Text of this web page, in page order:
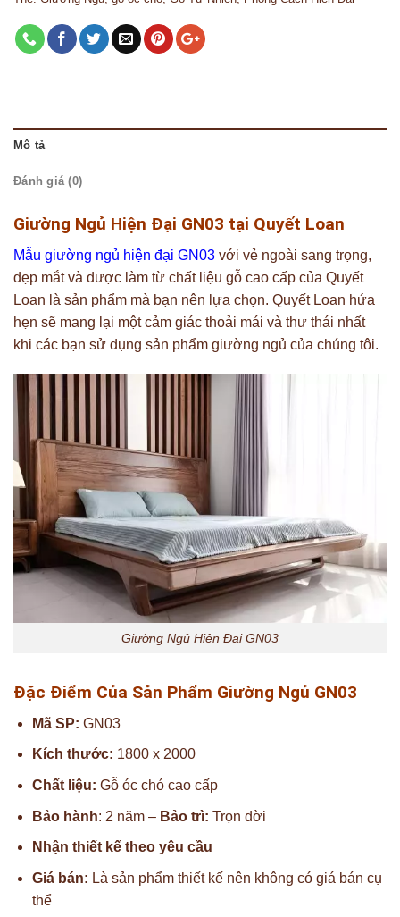
Mô tả
Đánh giá (0)
Giường Ngủ Hiện Đại GN03 tại Quyết Loan
Mẫu giường ngủ hiện đại GN03 với vẻ ngoài sang trọng,
đẹp mắt và được làm từ chất liệu gỗ cao cấp của Quyết
Loan là sản phẩm mà bạn nên lựa chọn. Quyết Loan hứa
hẹn sẽ mang lại một cảm giác thoải mái và thư thái nhất
khi các bạn sử dụng sản phẩm giường ngủ của chúng tôi.
Giường Ngủ Hiện Đại GN03
Đặc Điểm Của Sản Phẩm Giường Ngủ GN03
Mã SP: GN03
Kích thước: 1800 x 2000
Chất liệu: Gỗ óc chó cao cấp
Bảo hành: 2 năm – Bảo trì: Trọn đời
Nhận thiết kế theo yêu cầu
Giá bán: Là sản phẩm thiết kế nên không có giá bán cụ
thể